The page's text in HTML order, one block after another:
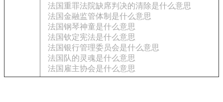
法国重罪法院缺席判决的清除是什么意思
法国金融监管体制是什么意思
法国钢琴神童是什么意思
法国钦定宪法是什么意思
法国银行管理委员会是什么意思
法国队的灵魂是什么意思
法国雇主协会是什么意思